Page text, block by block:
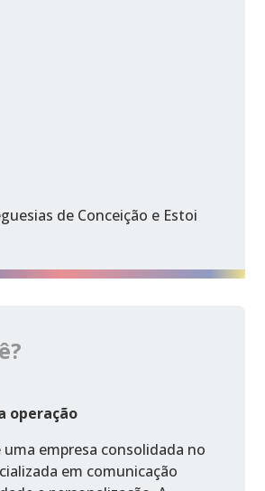
de Conceição e Estoi
operação
uma empresa consolidada no
em comunicação